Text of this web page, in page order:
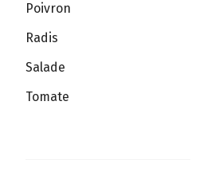
Poivron
Radis
Salade
Tomate